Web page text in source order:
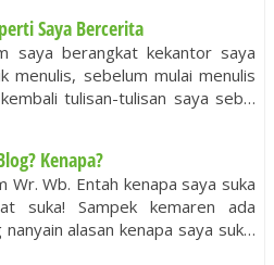
Saya Bercerita
saya berangkat kekantor saya
menulis, sebelum mulai menulis
tulisan-tulisan saya seb…
Kenapa?
Wr. Wb. Entah kenapa saya suka
suka! Sampek kemaren ada
alasan kenapa saya suk…